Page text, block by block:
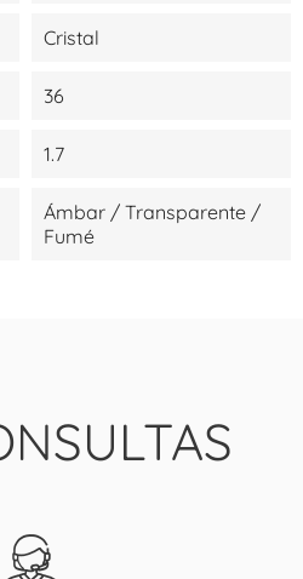
Cristal
36
1.7
Ámbar / Transparente /
Fumé